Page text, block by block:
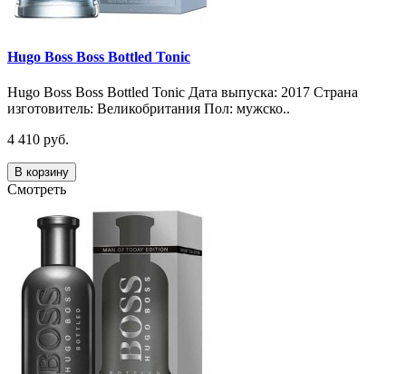
Hugo Boss Boss Bottled Tonic
Hugo Boss Boss Bottled Tonic Дата выпуска: 2017 Страна
изготовитель: Великобритания Пол: мужско..
4 410 руб.
В корзину
Смотреть